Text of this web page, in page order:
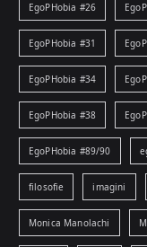
EgoPHobia #26
EgoPHobia #31
EgoPHobia #34
EgoPHobia #38
EgoPHobia #89/90
filosofie imagini
Monica Manolachi